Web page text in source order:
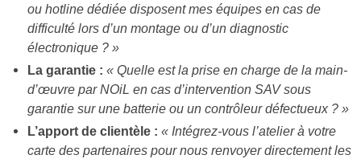
ou hotline dédiée disposent mes équipes en cas de
difficulté lors d’un montage ou d’un diagnostic
électronique ? »
La garantie : « Quelle est la prise en charge de la main-
d’œuvre par NOiL en cas d’intervention SAV sous
garantie sur une batterie ou un contrôleur défectueux ? »
L’apport de clientèle : « Intégrez-vous l’atelier à votre
carte des partenaires pour nous renvoyer directement les